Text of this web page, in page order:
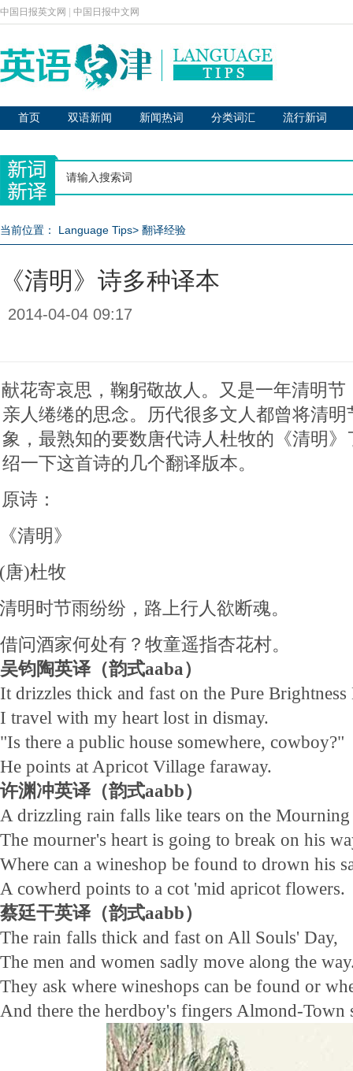
中国日报英文网 中国日报中文网
首页 双语新闻 新闻热词 分类词汇 流行新词
当前位置： Language Tips> 翻译经验
《清明》诗多种译本
2014-04-04 09:17
献花寄哀思，鞠躬敬故人。又是一年清明
亲人绻绻的思念。历代很多文人都曾将清
象，最熟知的要数唐代诗人杜牧的《清明
绍一下这首诗的几个翻译版本。
原诗：
《清明》
(唐)杜牧
清明时节雨纷纷，路上行人欲断魂。
借问酒家何处有？牧童遥指杏花村。
吴钧陶英译（韵式aaba）
It drizzles thick and fast on the Pure Brightness
I travel with my heart lost in dismay.
"Is there a public house somewhere, cowboy?"
He points at Apricot Village faraway.
许渊冲英译（韵式aabb）
A drizzling rain falls like tears on the
The mourner's heart is going to break on his
Where can a wineshop be found to drown his
A cowherd points to a cot 'mid apricot flowers.
蔡廷干英译（韵式aabb）
The rain falls thick and fast on All Souls' Day,
The men and women sadly move along the
They ask where wineshops can be found or
And there the herdboy's fingers Almond-Town